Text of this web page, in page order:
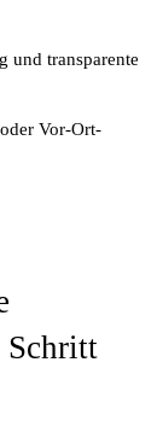
und transparente
Vor-Ort-
Schritt